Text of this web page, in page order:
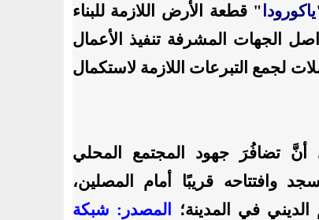
ياكورودا " قطعة الأرض اللازمة للبناء
الجهات المشرفة تنفيذ الأعمال
لجمع التبرعات اللازمة لاستكمال
تضافُرَ جهود المجتمع المحلي
وافتتاحه قريبًا أمام المصلين،
الديني في المدينة؛
المصدر: شبكة